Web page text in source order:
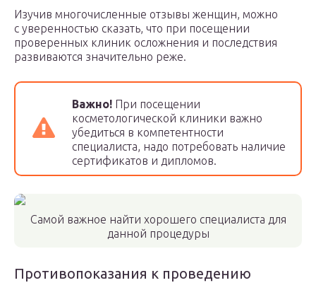
Изучив многочисленные отзывы женщин, можно
с уверенностью сказать, что при посещении
проверенных клиник осложнения и последствия
развиваются значительно реже.
Важно! При посещении
косметологической клиники важно
убедиться в компетентности
специалиста, надо потребовать наличие
сертификатов и дипломов.
Самой важное найти хорошего специалиста для
данной процедуры
Противопоказания к проведению